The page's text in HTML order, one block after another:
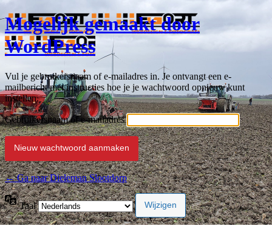
Mogelijk gemaakt door
WordPress
Vul je gebruikersnaam of e-mailadres in. Je ontvangt een e-
mailbericht met instructies hoe je je wachtwoord opnieuw kunt
instellen.
Gebruikersnaam of e-mailadres
← Ga naar Dieleman Slootdorp
Taal